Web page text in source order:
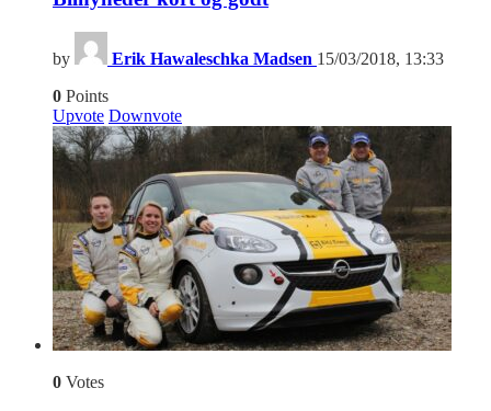
by Erik Hawaleschka Madsen 15/03/2018, 13:33
0 Points
Upvote Downvote
0 Votes